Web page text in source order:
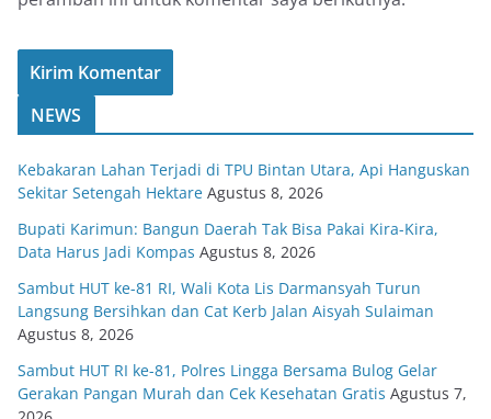
NEWS
Kebakaran Lahan Terjadi di TPU Bintan Utara, Api Hanguskan
Sekitar Setengah Hektare Agustus 8, 2026
Bupati Karimun: Bangun Daerah Tak Bisa Pakai Kira-Kira,
Data Harus Jadi Kompas Agustus 8, 2026
Sambut HUT ke-81 RI, Wali Kota Lis Darmansyah Turun
Langsung Bersihkan dan Cat Kerb Jalan Aisyah Sulaiman
Agustus 8, 2026
Sambut HUT RI ke-81, Polres Lingga Bersama Bulog Gelar
Gerakan Pangan Murah dan Cek Kesehatan Gratis Agustus 7,